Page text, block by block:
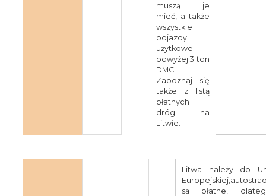
muszą je
mieć, a także
wszystkie
pojazdy
użytkowe
powyżej 3 ton
DMC.
Zapoznaj się
także z listą
płatnych
dróg na
Litwie.
Litwa należy do
są płatne,